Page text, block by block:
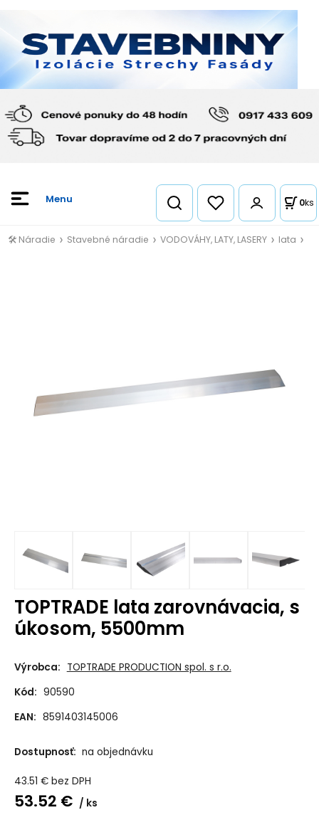
0ks
🛠️ Náradie Stavebné náradie VODOVÁHY, LATY, LASERY lata
TOPTRADE lata zarovnávacia, s
úkosom, 5500mm
Výrobca: TOPTRADE PRODUCTION spol. s r.o.
Kód: 90590
EAN: 8591403145006
Dostupnosť: na objednávku
43.51 € bez DPH
53.52 € ks